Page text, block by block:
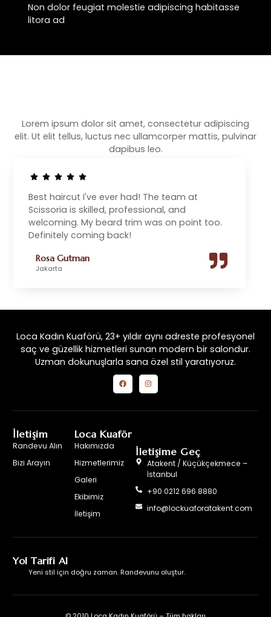
Non dolor feugiat molestie adipiscing habitasse
litora ad
Lorem ipsum dolor sit amet, consectetur adipiscing
elit. Ut elit tellus, luctus nec ullamcorper mattis, pulvinar
dapibus leo.
Best haircut I've ever had! The team at
Scissoria is skilled, professional, and
welcoming. My beard trim was on point too.
Definitely coming back!
Rosa Gutman
Jakarta
Loca Kadın Kuaförü, 23+ yıldır aynı adreste profesyonel
saç ve güzellik hizmetleri sunan modern bir salondur.
Uzman dokunuşlarla sana özel stil yaratıyoruz.
İletişim
Randevu Alın
Bizi Arayın
Loca Kuaför
Hakımızda
Hizmetlerimiz
Galeri
Ekibimiz
İletişim
İletişime Geç
Atakent / Küçükçekmece –
İstanbul
+90 0212 696 8880
info@lockuaforatakent.com
Yol Tarifi Al
Yeni stil için doğru zaman. Randevunu oluştur.